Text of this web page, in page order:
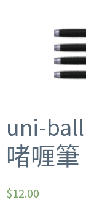
uni-
啫喱筆
$12.00